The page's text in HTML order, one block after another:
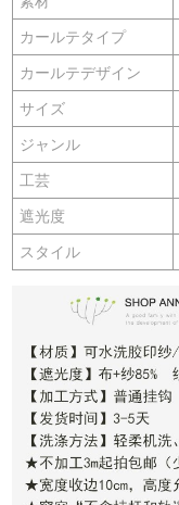
カールテタイプ
カールテデザイン
サイズ
ジャンル
工芸
遮光度
スタイル